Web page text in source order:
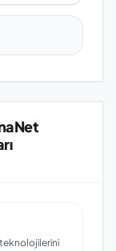
teknolojilerini